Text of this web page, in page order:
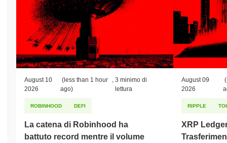
August 10
2026
(less than 1 hour
ago)
3 minimo di
lettura
ROBINHOOD DEFI
La catena di Robinhood ha
battuto record mentre il volume
August 09
2026
RIPPLE
XRP